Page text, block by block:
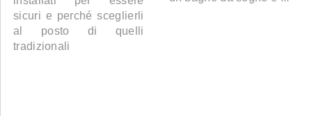
sicuri e perché sceglierli
al posto di quelli
tradizionali